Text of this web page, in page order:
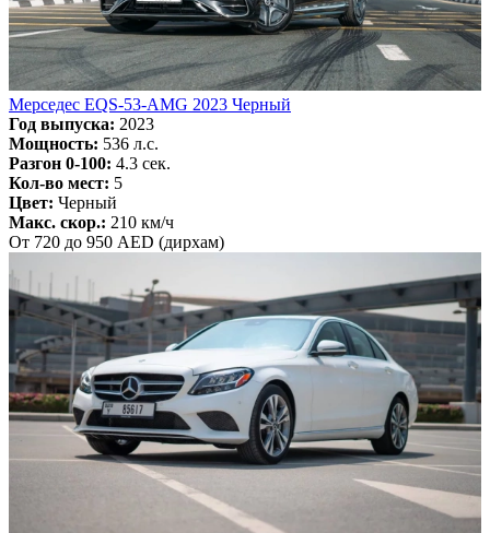
Мерседес EQS-53-AMG 2023 Черный
Год выпуска: 2023
Мощность: 536 л.с.
Разгон 0-100: 4.3 сек.
Кол-во мест: 5
Цвет: Черный
Макс. скор.: 210 км/ч
От 720 до 950 AED (дирхам)